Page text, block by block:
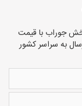
جوراب با قیمت
به سراسر کشور